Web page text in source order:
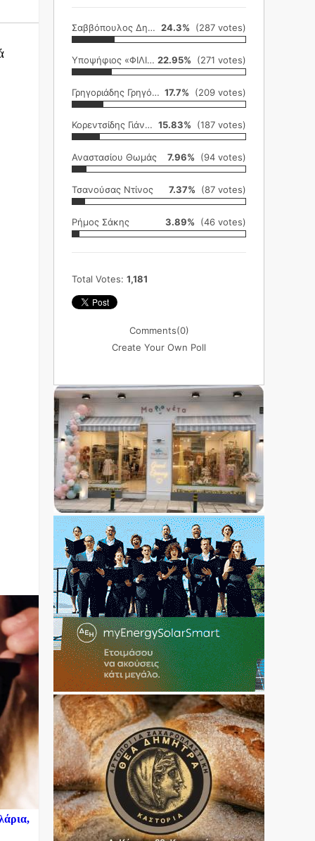
Σαββόπουλος Δημήτρης 24.3% (287 votes)
Υποψήφιος «ΦΙΛΙΚΗ ΕΤΑΙΡΕΙΑ» 22.95% (271 votes)
Γρηγοριάδης Γρηγόρης 17.7% (209 votes)
Κορεντσίδης Γιάννης 15.83% (187 votes)
Αναστασίου Θωμάς 7.96% (94 votes)
Τσανούσας Ντίνος 7.37% (87 votes)
Ρήμος Σάκης 3.89% (46 votes)
Total Votes: 1,181
Comments(0)
Create Your Own Poll